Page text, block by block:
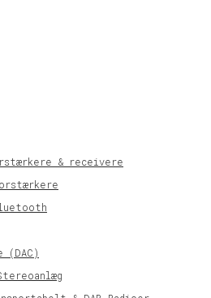
& receivere
(DAC)